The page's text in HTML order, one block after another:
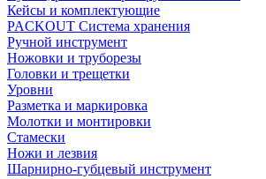
Кейсы и комплектующие
PACKOUT Система хранения
Ручной инструмент
Ножовки и труборезы
Головки и трещетки
Уровни
Разметка и маркировка
Молотки и монтировки
Стамески
Ножи и лезвия
Шарнирно-губцевый инструмент